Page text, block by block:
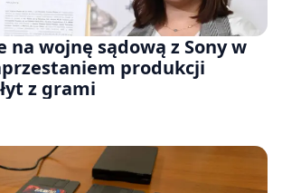
na wojnę sądową z Sony w
produkcji
z grami